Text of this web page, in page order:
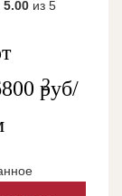
5.00 из 5
руб/
2